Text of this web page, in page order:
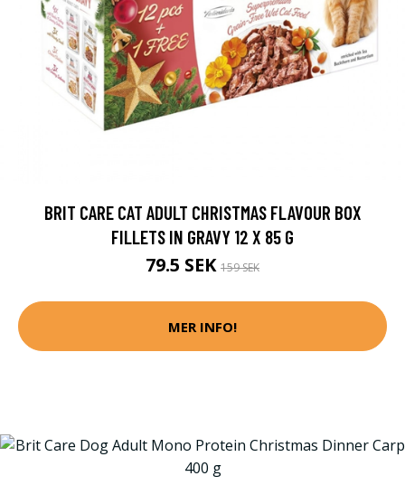
BRIT CARE CAT ADULT CHRISTMAS FLAVOUR BOX
FILLETS IN GRAVY 12 X 85 G
79.5 SEK 159 SEK
MER INFO!